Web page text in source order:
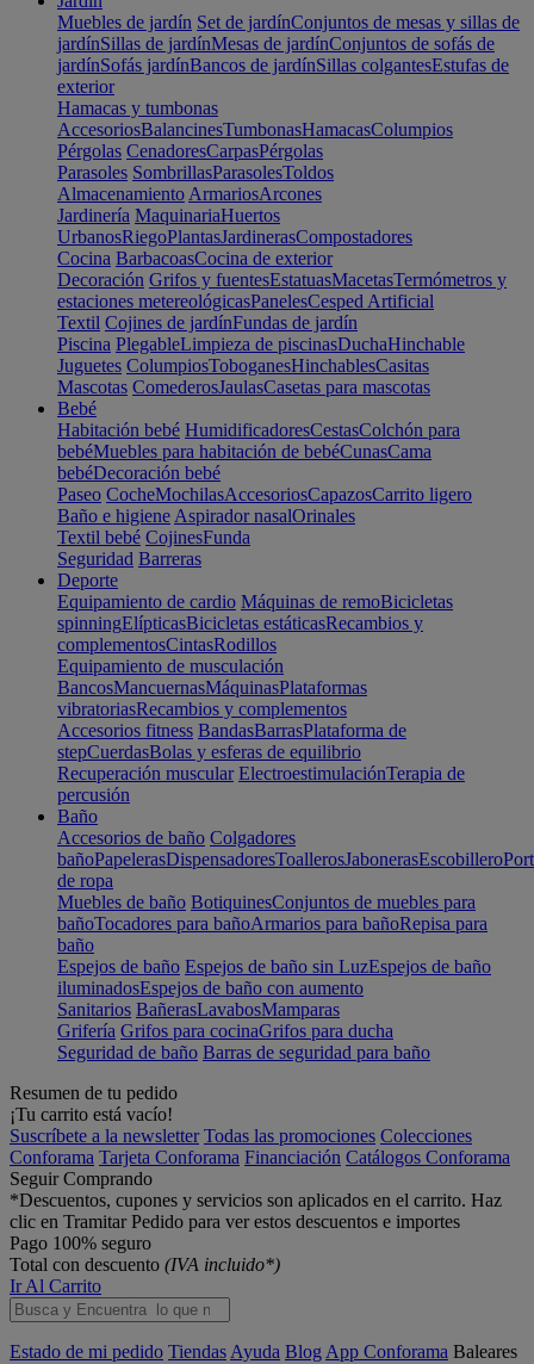
Muebles de jardín Set de jardínConjuntos de mesas y sillas de
jardínSillas de jardínMesas de jardínConjuntos de sofás de
jardínSofás jardínBancos de jardínSillas colgantesEstufas de
exterior
Hamacas y tumbonas
AccesoriosBalancinesTumbonasHamacasColumpios
Pérgolas CenadoresCarpasPérgolas
Parasoles SombrillasParasolesToldos
Almacenamiento ArmariosArcones
Jardinería MaquinariaHuertos
UrbanosRiegoPlantasJardinerasCompostadores
Cocina BarbacoasCocina de exterior
Decoración Grifos y fuentesEstatuasMacetasTermómetros y
estaciones metereológicasPanelesCesped Artificial
Textil Cojines de jardínFundas de jardín
Piscina PlegableLimpieza de piscinasDuchaHinchable
Juguetes ColumpiosToboganesHinchablesCasitas
Mascotas ComederosJaulasCasetas para mascotas
Bebé
Habitación bebé HumidificadoresCestasColchón para
bebéMuebles para habitación de bebéCunasCama
bebéDecoración bebé
Paseo CocheMochilasAccesoriosCapazosCarrito ligero
Baño e higiene Aspirador nasalOrinales
Textil bebé CojinesFunda
Seguridad Barreras
Deporte
Equipamiento de cardio Máquinas de remoBicicletas
spinningElípticasBicicletas estáticasRecambios y
complementosCintasRodillos
Equipamiento de musculación
BancosMancuernasMáquinasPlataformas
vibratoriasRecambios y complementos
Accesorios fitness BandasBarrasPlataforma de
stepCuerdasBolas y esferas de equilibrio
Recuperación muscular ElectroestimulaciónTerapia de
percusión
Baño
Accesorios de baño Colgadores
bañoPapelerasDispensadoresToallerosJabonerasEscobillero
de ropa
Muebles de baño BotiquinesConjuntos de muebles para
bañoTocadores para bañoArmarios para bañoRepisa para
baño
Espejos de baño Espejos de baño sin LuzEspejos de baño
iluminadosEspejos de baño con aumento
Sanitarios BañerasLavabosMamparas
Grifería Grifos para cocinaGrifos para ducha
Seguridad de baño Barras de seguridad para baño
Resumen de tu pedido
¡Tu carrito está vacío!
Suscríbete a la newsletter Todas las promociones Colecciones
Conforama Tarjeta Conforama Financiación Catálogos Conforama
Seguir Comprando
*Descuentos, cupones y servicios son aplicados en el carrito. Haz
clic en Tramitar Pedido para ver estos descuentos e importes
Pago 100% seguro
Total con descuento (IVA incluido*)
Ir Al Carrito
Estado de mi pedido Tiendas Ayuda Blog App Conforama Baleares